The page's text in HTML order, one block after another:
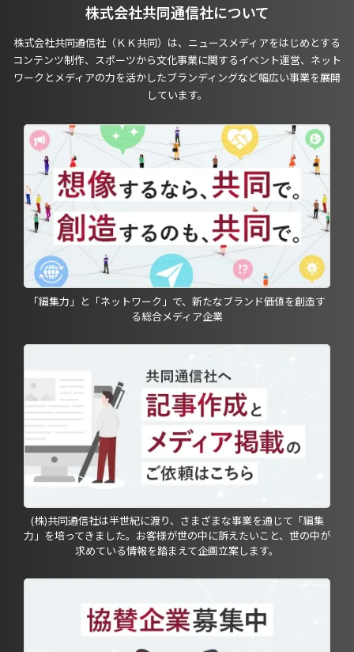
株式会社共同通信社について
株式会社共同通信社（ＫＫ共同）は、ニュースメディアをはじめとする
コンテンツ制作、スポーツから文化事業に関するイベント運営、ネット
ワークとメディアの力を活かしたブランディングなど幅広い事業を展開
しています。
「編集力」と「ネットワーク」で、新たなブランド価値を創造す
る総合メディア企業
(株)共同通信社は半世紀に渡り、さまざまな事業を通じて「編集
力」を培ってきました。お客様が世の中に訴えたいこと、世の中が
求めている情報を踏まえて企画立案します。